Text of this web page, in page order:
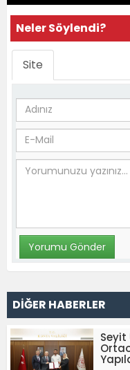
Neler Söylendi?
Site
DİĞER HABERLER